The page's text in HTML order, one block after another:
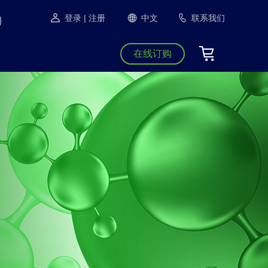
登录 | 注册 中文 联系我们
在线订购